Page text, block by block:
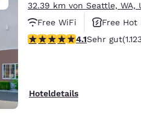
32.39 km von Seattle, WA,
Free WiFi
Free Hot
4.14-Sterne-Bewertung.
4.1Sehr gut
Hoteldetails